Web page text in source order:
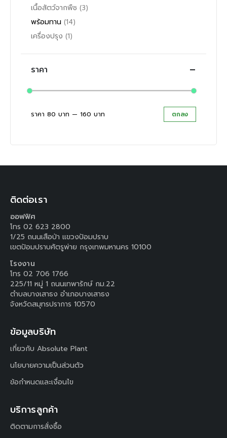
เนื้อสัตว์จากพืช (3)
พร้อมทาน (14)
เครื่องปรุง (1)
ราคา
สุด
ตกลง
ราคา 80 บาท — 160 บาท
ติดต่อเรา
ออฟฟิศ
โทร 02 623 2800
1/25 ถนนเสือป่า แขวงป้อมปราบ
เขตป้อมปราบศัตรูพ่าย กรุงเทพมหานคร 10100
โรงงาน
โทร 02 706 1766
225/11 หมู่ 1 ถนนเทพารักษ์ กม.22
ตำบลบางเสาธง อำเภอบางเสาธง
จังหวัดสมุทรปราการ 10570
ข้อมูลบริษัท
เกี่ยวกับ Absolute Plant
นโยบายความเป็นส่วนตัว
ข้อกำหนดและเงื่อนไข
บริการลูกค้า
ติดตามการสั่งซื้อ